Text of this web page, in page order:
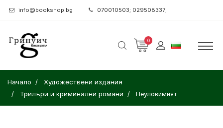
info@bookshop.bg 070010503; 029508337;
0
Начало
Художествени издания
Трилъри и криминални романи
Неуловимият